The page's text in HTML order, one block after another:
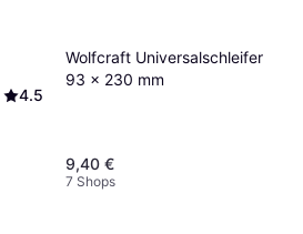
4.5
Wolfcraft Universalschleifer
93 x 230 mm
9,40 €
7 Shops